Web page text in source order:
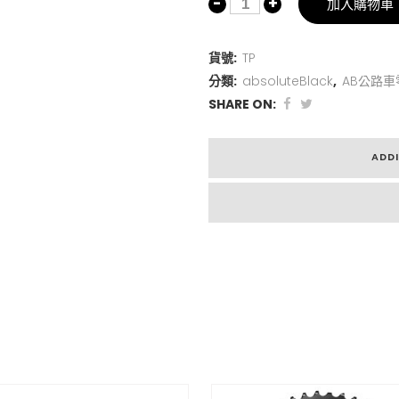
貨號: TP
分類: absoluteBlack, AB公路
SHARE ON: